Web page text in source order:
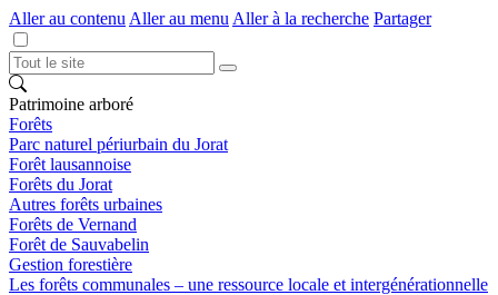
Aller au contenu Aller au menu Aller à la recherche Partager
Patrimoine arboré
Forêts
Parc naturel périurbain du Jorat
Forêt lausannoise
Forêts du Jorat
Autres forêts urbaines
Forêts de Vernand
Forêt de Sauvabelin
Gestion forestière
Les forêts communales – une ressource locale et intergénérationnelle